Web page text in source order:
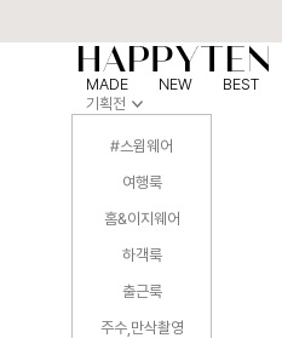
MADE NEW BEST
기획전
#스윔웨어
여행룩
홈&이지웨어
하객룩
출근룩
주수,만삭촬영